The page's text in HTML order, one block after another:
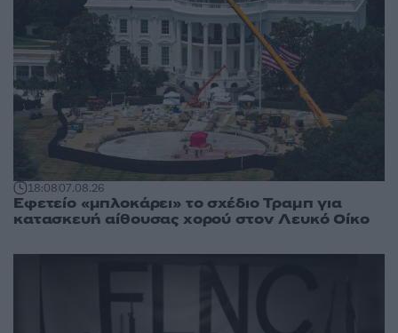
18:0807.08.26
Εφετείο «μπλοκάρει» το σχέδιο Τραμπ για
κατασκευή αίθουσας χορού στον Λευκό Οίκο